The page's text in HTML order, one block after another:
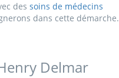
des soins de médecins
dans cette démarche.
Delmar